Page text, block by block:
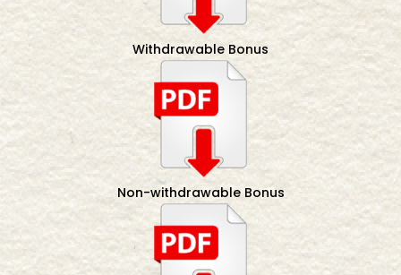
Withdrawable Bonus
Non-withdrawable Bonus